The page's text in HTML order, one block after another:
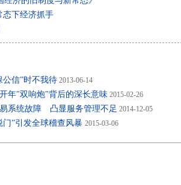
态下经济抓手
公信”时不我待2013-06-14
年"双响炮"背后的深长意味2015-02-26
系统故障 凸显服务管理不足 2014-12-05
门”引发全球稽查风暴 2015-03-06